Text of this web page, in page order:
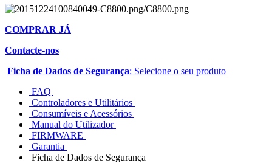
COMPRAR JÁ
Contacte-nos
Ficha de Dados de Segurança: Selecione o seu produto
FAQ
Controladores e Utilitários
Consumíveis e Acessórios
Manual do Utilizador
FIRMWARE
Garantia
Ficha de Dados de Segurança